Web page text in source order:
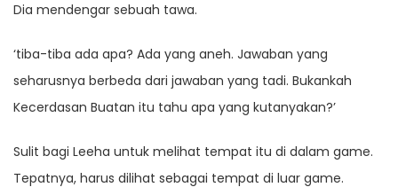
Dia mendengar sebuah tawa.
‘tiba-tiba ada apa? Ada yang aneh. Jawaban yang
seharusnya berbeda dari jawaban yang tadi. Bukankah
Kecerdasan Buatan itu tahu apa yang kutanyakan?’
Sulit bagi Leeha untuk melihat tempat itu di dalam game.
Tepatnya, harus dilihat sebagai tempat di luar game.